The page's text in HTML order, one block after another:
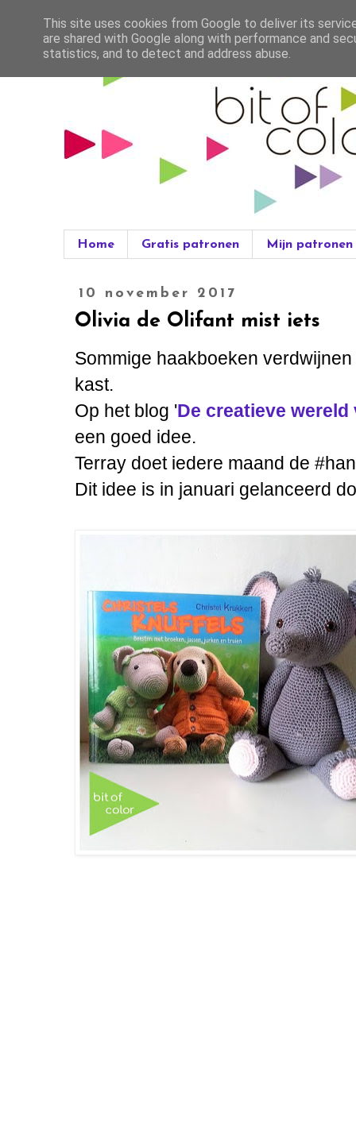
Home Gratis patronen Mijn patronen
10 november 2017
Olivia de Olifant mist iets
Sommige haakboeken
kast.
Op het blog 'De creatieve wereld
een goed idee.
Terray doet iedere maand de
Dit idee is in januari gelanceerd
This site uses cookies from Google to deliver its
are shared with Google along with performance and
statistics, and to detect and address abuse.